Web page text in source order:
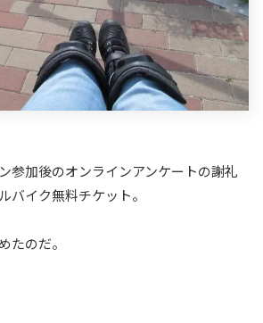
参加後のオンラインアンケートの謝礼
バイク無料チケット。
たのだ。